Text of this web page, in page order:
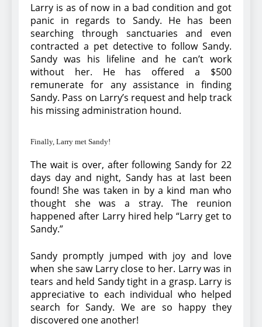
Larry is as of now in a bad condition and got
panic in regards to Sandy. He has been
searching through sanctuaries and even
contracted a pet detective to follow Sandy.
Sandy was his lifeline and he can’t work
without her. He has offered a $500
remunerate for any assistance in finding
Sandy. Pass on Larry’s request and help track
his missing administration hound.
Finally, Larry met Sandy!
The wait is over, after following Sandy for 22
days day and night, Sandy has at last been
found! She was taken in by a kind man who
thought she was a stray. The reunion
happened after Larry hired help “Larry get to
Sandy.”
Sandy promptly jumped with joy and love
when she saw Larry close to her. Larry was in
tears and held Sandy tight in a grasp. Larry is
appreciative to each individual who helped
search for Sandy. We are so happy they
discovered one another!